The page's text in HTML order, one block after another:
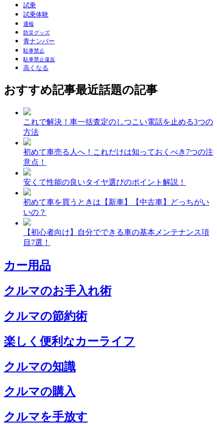
試乗
試乗体験
通報
防災グッズ
青ナンバー
駐車禁止
駐車禁止違反
高くなる
おすすめ記事最近話題の記事
これで解決！車一括査定のしつこい電話を止める3つの
方法
初めて車売る人へ！これだけは知っておくべき7つの注
意点！
安くて性能の良いタイヤ選びのポイント解説！
初めて車を買うときは【新車】【中古車】どっちがい
いの？
【初心者向け】自分でできる車の基本メンテナンス項
目7選！
カー用品
クルマのお手入れ術
クルマの節約術
楽しく便利なカーライフ
クルマの知識
クルマの購入
クルマを手放す